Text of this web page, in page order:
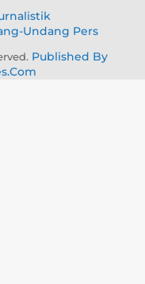
Undang Pers
Published By